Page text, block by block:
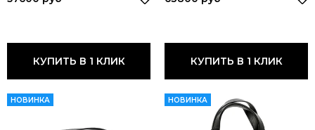
КУПИТЬ В 1 КЛИК КУПИТЬ В 1 КЛИК
НОВИНКА НОВИНКА